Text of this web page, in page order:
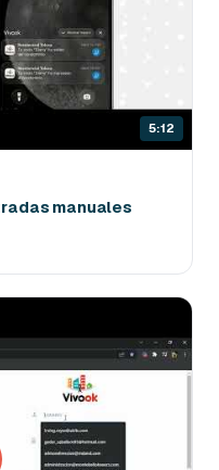
5:12
manuales